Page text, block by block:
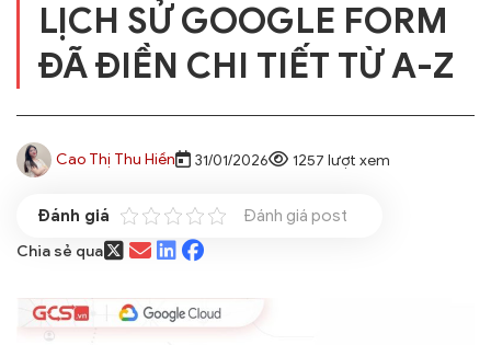
LỊCH SỬ GOOGLE FORM
ĐÃ ĐIỀN CHI TIẾT TỪ A-Z
Cao Thị Thu Hiền 31/01/2026 1257 lượt xem
Đánh giá post
Chia sẻ qua